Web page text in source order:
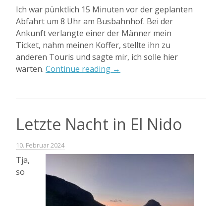
Ich war pünktlich 15 Minuten vor der geplanten
Abfahrt um 8 Uhr am Busbahnhof. Bei der
Ankunft verlangte einer der Männer mein
Ticket, nahm meinen Koffer, stellte ihn zu
anderen Touris und sagte mir, ich solle hier
warten. Continue reading „Das
zuletzt
;)“
→
Letzte Nacht in El Nido
10. Februar 2024
Tja,
so